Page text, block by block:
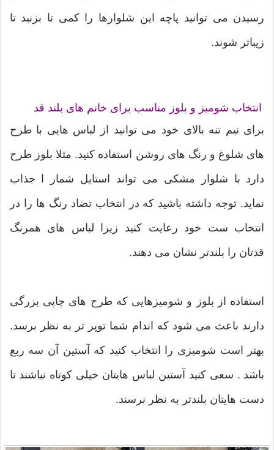
رسیدن می توانید پاچه این شلوارها را کمی تا بزنید تا
زیباتر شوند.
انتخاب شومیز و بلوز مناسب برای خانم های بلند قد
برای نیم تنه بالای خود می توانید از لباس هایی با طرح
های شلوغ و رنگ های روشن استفاده کنید. مثلا بلوز طرح
دارد با شلوار مشکی می تواند استایل شمار ا جذاب
نماید. توجه داشته باشید که در انتخاب تضاد رنگ ها را در
انتخاب ست خود رعایت کنید زیرا لباس های همرنگ
قدتان را بلندتر نشان می دهند.
استفاده از بلوز و شومیزهایی که طرح های چاپی بزرگی
دارند باعث می شود که اندام شما توپر تر به نظر برسد.
بهتر است شومیزی را انتخاب کنید که آستین آن سه ربع
باشد . سعی کنید آستین لباس هایتان خیلی کوتاه نباشند تا
دست هایتان بلندتر به نظر نرسند.